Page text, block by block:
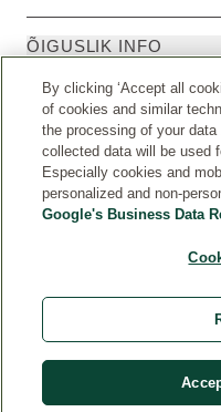
ÕIGUSLIK INFO
By clicking ‘Accept all
of cookies and similar
the processing of your
collected data will be used
Especially cookies and
personalized and non-
Google's Business Data